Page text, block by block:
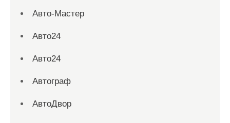
Авто-Мастер
Авто24
Авто24
Автограф
АвтоДвор